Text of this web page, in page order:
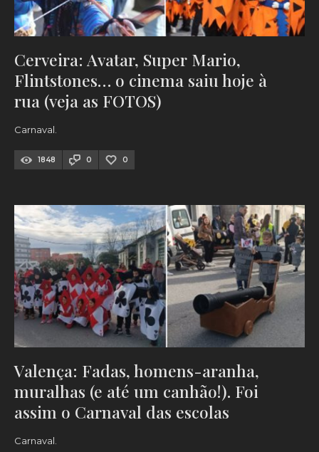
Cerveira: Avatar, Super Mario,
Flintstones… o cinema saiu hoje à
rua (veja as FOTOS)
Carnaval.
1848 0 0
Valença: Fadas, homens-aranha,
muralhas (e até um canhão!). Foi
assim o Carnaval das escolas
Carnaval.